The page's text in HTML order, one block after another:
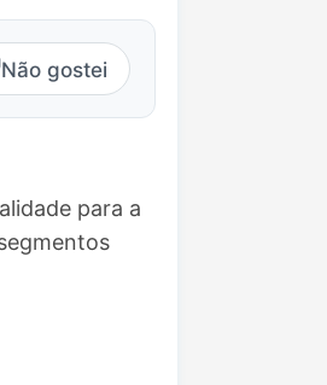
Não gostei
para a